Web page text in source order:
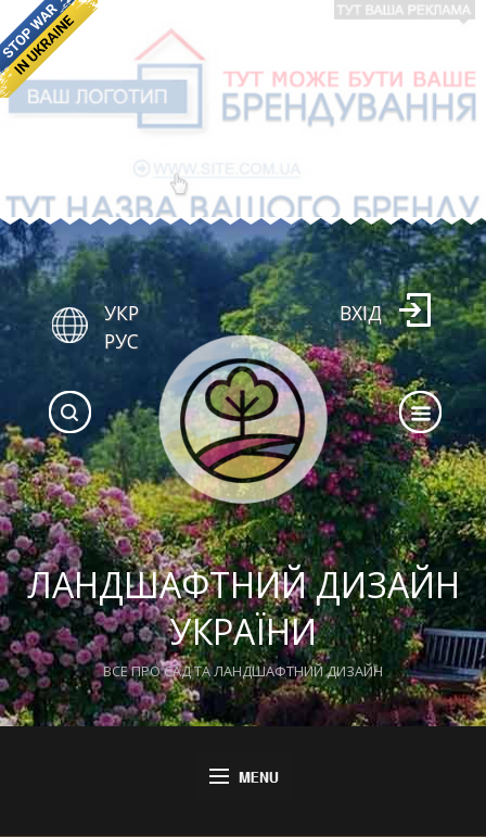
ЛАНДШАФТНИЙ ДИЗАЙН
УКРАЇНИ
ВСЕ ПРО САД ТА ЛАНДШАФТНИЙ ДИЗАЙН
УКР
РУС
ВХІД